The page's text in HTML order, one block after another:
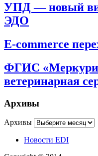
УПД — новый
ЭДО
E-commerce
ФГИС
ветеринарная
Архивы
Архивы
Новости EDI